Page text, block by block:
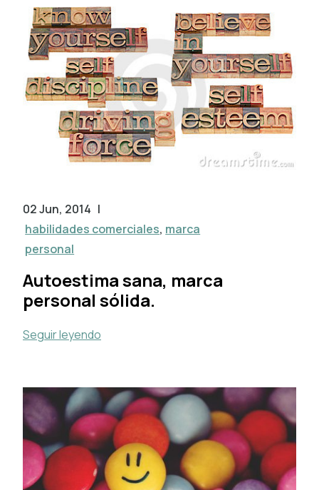
02 Jun, 2014 |
habilidades comerciales, marca
personal
Autoestima sana, marca
personal sólida.
Seguir leyendo